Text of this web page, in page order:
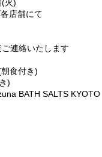
火)
店舗にて
絡いたします
食付き)
)
BATH SALTS KYOTO